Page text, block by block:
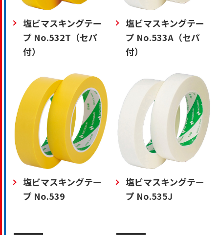
塩ビマスキングテー
プ No.532T（セパ
付）
塩ビマスキングテー
プ No.533A（セパ
付）
塩ビマスキングテー
プ No.539
塩ビマスキングテー
プ No.535J